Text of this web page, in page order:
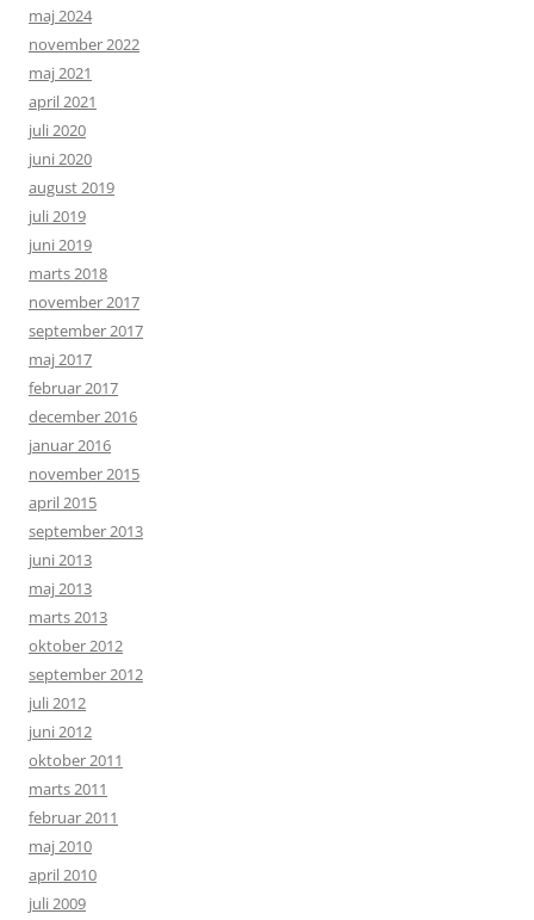
maj 2024
november 2022
maj 2021
april 2021
juli 2020
juni 2020
august 2019
juli 2019
juni 2019
marts 2018
november 2017
september 2017
maj 2017
februar 2017
december 2016
januar 2016
november 2015
april 2015
september 2013
juni 2013
maj 2013
marts 2013
oktober 2012
september 2012
juli 2012
juni 2012
oktober 2011
marts 2011
februar 2011
maj 2010
april 2010
juli 2009